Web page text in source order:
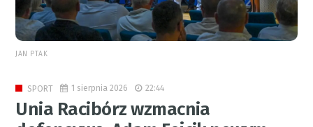
JAN PTAK
SPORT 1 sierpnia 2026 22:44
Unia Racibórz wzmacnia